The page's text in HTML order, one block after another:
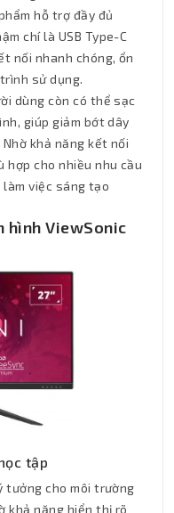
hỗ trợ đầy đủ
chí là USB Type-C
nối nhanh chóng, ổn
sử dụng.
dùng còn có thể sạc
giúp giảm bớt dây
khả năng kết nối
hợp cho nhiều nhu cầu
việc sáng tạo
hình ViewSonic
tập
tưởng cho môi trường
khả năng hiển thị rõ